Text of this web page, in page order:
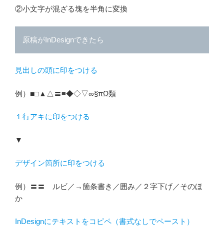
②小文字が混ざる塊を半角に変換
原稿がInDesignできたら
見出しの頭に印をつける
例）■□▲△〓≡◆◇▽∞§πΩ類
１行アキに印をつける
▼
デザイン箇所に印をつける
例）〓〓 ルビ／→箇条書き／囲み／２字下げ／そのほ
か
InDesignにテキストをコピペ（書式なしでペースト）